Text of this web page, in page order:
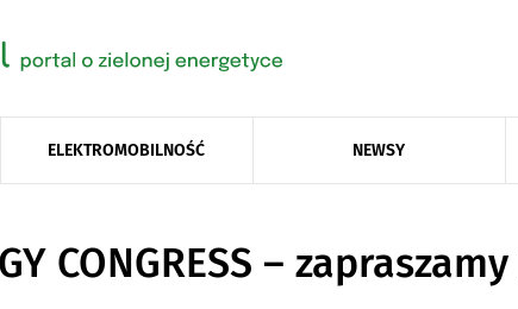
ELEKTROMOBILNOŚĆ NEWSY
CONGRESS –